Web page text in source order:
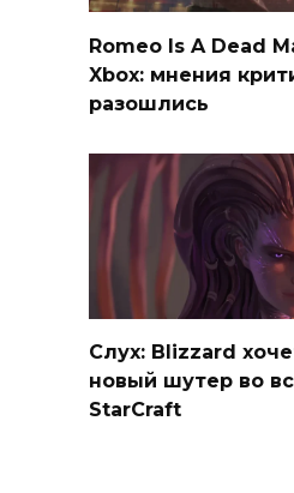
Romeo Is A Dead
Xbox: мнения
разошлись
Слух: Blizzard
новый шутер во
StarCraft